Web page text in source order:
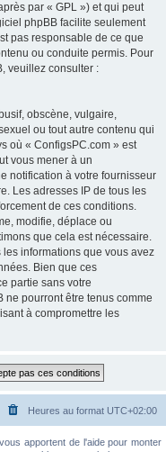
par « GPL ») et qui peut
phpBB facilite seulement
pas responsable de ce que
ou conduite permis. Pour
veuillez consulter :
obscène, vulgaire,
ou tout autre contenu qui
où « ConfigsPC.com » est
vous mener à un
notification à votre fournisseur
Les adresses IP de tous les
de ces conditions.
modifie, déplace ou
que cela est nécessaire.
informations que vous avez
Bien que ces
partie sans votre
ne pourront être tenus comme
à compromettre les
Heures au format UTC+02:00
apportent de l'aide pour monter